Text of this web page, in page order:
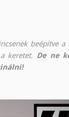
beépítve
keretet. De ne